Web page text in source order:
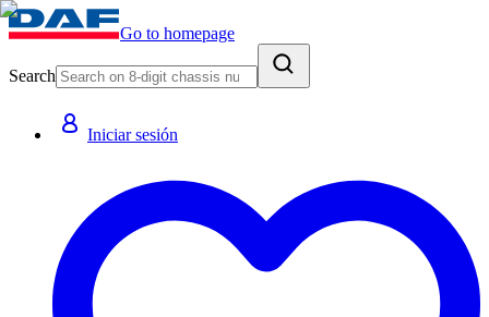
Go to homepage
Search
Iniciar sesión